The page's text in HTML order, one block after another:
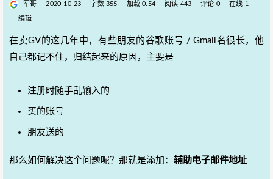
军哥 2020-10-23 字数 355 加载 0.54 阅读 443 评论 0 在线 1
编辑
在卖GV的这几年中，有些朋友的谷歌账号 / Gmail名很长，他
自己都记不住，归结起来的原因，主要是
注册时随手乱输入的
买的账号
朋友送的
那么如何解决这个问题呢？那就是添加： 辅助电子邮件地址